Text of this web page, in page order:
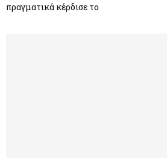
πραγματικά κέρδισε το